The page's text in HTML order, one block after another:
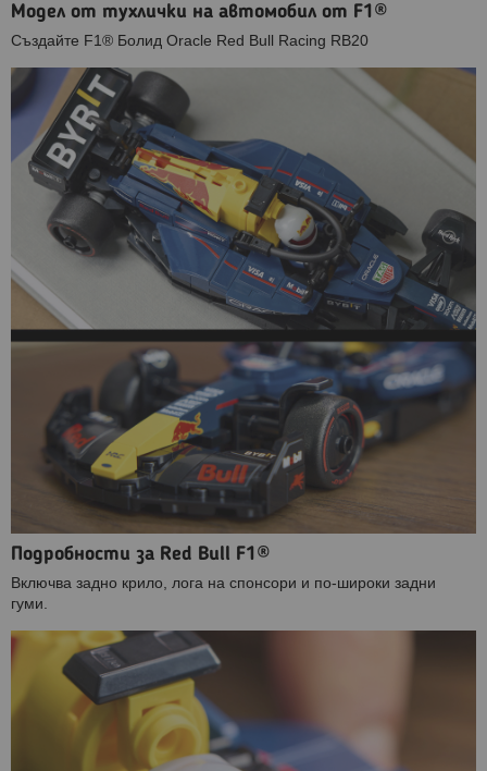
Модел от тухлички на автомобил от F1®
Създайте F1® Болид Oracle Red Bull Racing RB20
Подробности за Red Bull F1®
Включва задно крило, лога на спонсори и по-широки задни
гуми.